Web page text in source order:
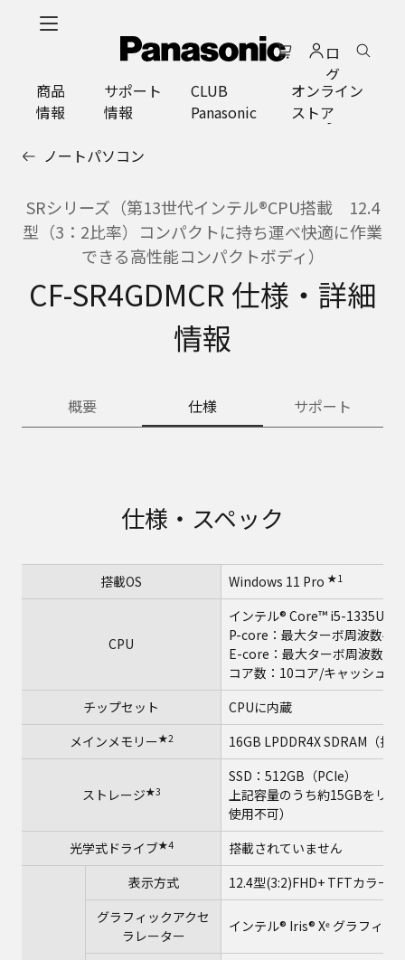
ロ
グ
イ
ン
商品
情報
サポート
情報
CLUB
Panasonic
オンライン
ストア
ノートパソコン
SRシリーズ（第13世代インテル®CPU搭載 12.4
型（3：2比率）コンパクトに持ち運べ快適に作業
できる高性能コンパクトボディ）
CF-SR4GDMCR 仕様・詳細
情報
概要 仕様 サポート
仕様・スペック
搭載OS Windows 11 Pro ★1
CPU
インテル® Core™ i5-1335U プ
P-core：最大ターボ周波数
E-core：最大ターボ周波数
コア数：10コア/キャッシュ：
チップセット
CPUに内蔵
メインメモリー★2 16GB LPDDR4X SDRAM（拡
ストレージ★3
SSD：512GB（PCIe）
上記容量のうち約15GBをリ
使用不可）
光学式ドライブ★4 搭載されていません
表示方式
12.4型(3:2)FHD+ TFTカラー
グラフィックアクセ
ラレーター
インテル® Iris® Xᵉ グラフィッ